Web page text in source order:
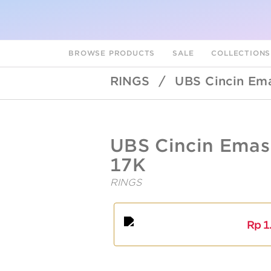
BROWSE PRODUCTS SALE COLLECTIONS
RINGS / UBS Cincin
UBSLifestyle
https://ubslifestyle.com/ubs-
cincin-
emas-
cdc0481-
17k/
UBS Cincin
17K
RINGS
Rp